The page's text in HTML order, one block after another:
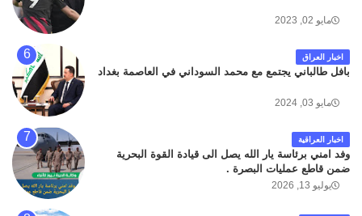
مايو 02, 2023
اخبار العراق
بافل طالباني يجتمع مع محمد السوداني في العاصمة بغداد
مايو 03, 2024
اخبار العراقية
وفد امني برئاسة يار الله يصل الى قيادة القوة البحرية
ضمن قاطع عمليات البصرة .
يوليو 13, 2026